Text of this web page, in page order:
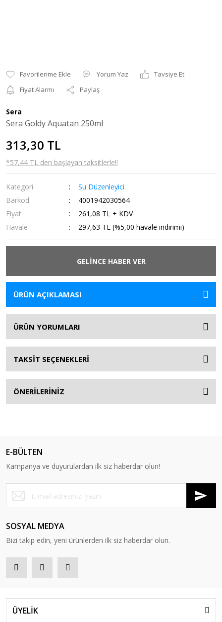
Yorum Yaz
Tavsiye Et
Fiyat Alarmı
Paylaş
Sera
Sera Goldy Aquatan 250ml
313,30 TL
*57,44 TL den başlayan taksitlerle!!
Kategori
Su Düzenleyici
Barkod
4001942030564
Fiyat
261,08 TL + KDV
Havale
297,63 TL (%5,00 havale indirimi)
GELİNCE HABER VER
ÜRÜN AÇIKLAMASI
ÜRÜN YORUMLARI
TAKSİT SEÇENEKLERİ
ÖNERİLERİNİZ
E-BÜLTEN
Kampanya ve duyurulardan ilk siz haberdar olun!
SOSYAL MEDYA
Bizi takip edin, yeni ürünlerden ilk siz haberdar olun.
ÜYELİK